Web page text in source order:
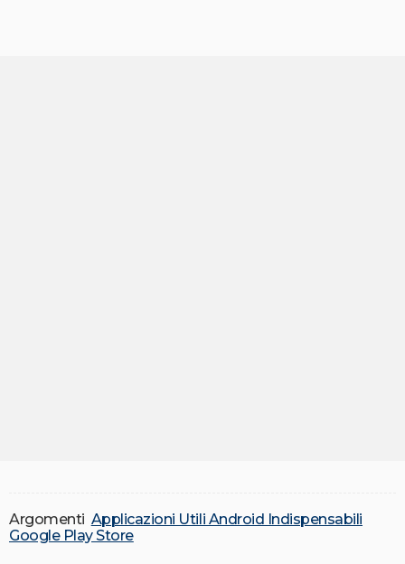
Argomenti Applicazioni Utili Android Indispensabili
Google Play Store